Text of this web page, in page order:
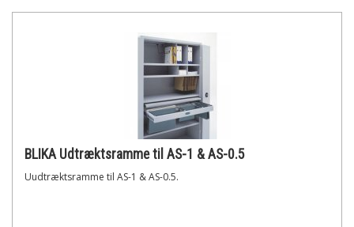
BLIKA Udtræktsramme til AS-1 & AS-0.5
Uudtræktsramme til AS-1 & AS-0.5.